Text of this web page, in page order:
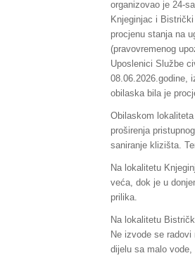
organizovao je 24-
Knjeginjac i
procjenu stanja na
(pravovremenog
Uposlenici Službe
08.06.2026.godine,
obilaska bila je
Obilaskom
proširenja
saniranje klizišta.
Na lokalitetu
veća, dok je u
prilika.
Na lokalitetu
Ne izvode se
dijelu sa malo